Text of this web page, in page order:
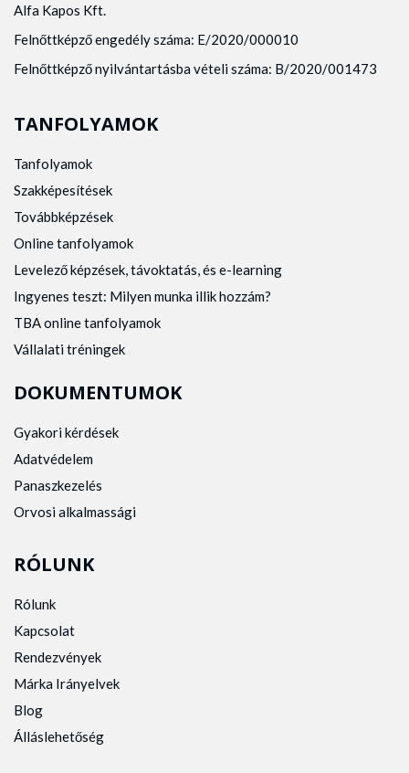
Alfa Kapos Kft.
Felnőttképző engedély száma: E/2020/000010
Felnőttképző nyilvántartásba vételi száma: B/2020/001473
TANFOLYAMOK
Tanfolyamok
Szakképesítések
Továbbképzések
Online tanfolyamok
Levelező képzések, távoktatás, és e-learning
Ingyenes teszt: Milyen munka illik hozzám?
TBA online tanfolyamok
Vállalati tréningek
DOKUMENTUMOK
Gyakori kérdések
Adatvédelem
Panaszkezelés
Orvosi alkalmassági
RÓLUNK
Rólunk
Kapcsolat
Rendezvények
Márka Irányelvek
Blog
Álláslehetőség